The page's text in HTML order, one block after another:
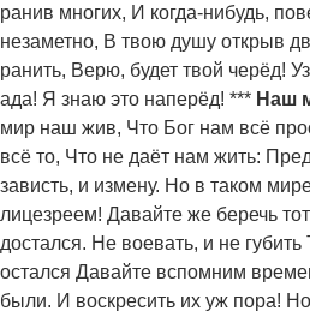
ранив многих, И когда-нибудь,
незаметно, В твою душу открыв
ранить, Верю, будет твой черёд!
ада! Я знаю это наперёд! *** Наш
мир наш жив, Что Бог нам всё
всё то, Что не даёт нам жить:
зависть, и измену. Но в таком
лицезреем! Давайте же беречь
достался. Не воевать, и не губить
остался Давайте вспомним
были. И воскресить их уж пора!